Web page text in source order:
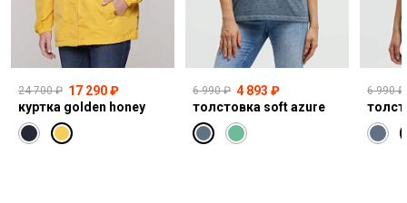
24 700 ₽ 17 290 ₽
куртка golden honey
6 990 ₽ 4 893 ₽
толстовка soft azure
6 990 ₽